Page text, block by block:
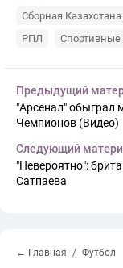
Сборная
РПЛ
Спортивные
Предыдущий
"Арсенал" обыграл
Чемпионов (Видео)
Следующий
"Невероятно":
Сатпаева
← Главная Футбол